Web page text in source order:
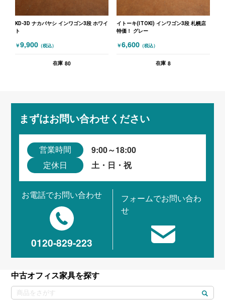
KD-3D ナカバヤシ インワゴン3段 ホワイ
ト
￥9,900 （税込）
在庫 80
イトーキ(ITOKI) インワゴン3段 札幌店
特価！ グレー
￥6,600 （税込）
在庫 8
まずはお問い合わせください
営業時間 9:00～18:00
定休日 土・日・祝
お電話でお問い合わせ
0120-829-223
フォームでお問い合わ
せ
中古オフィス家具を探す